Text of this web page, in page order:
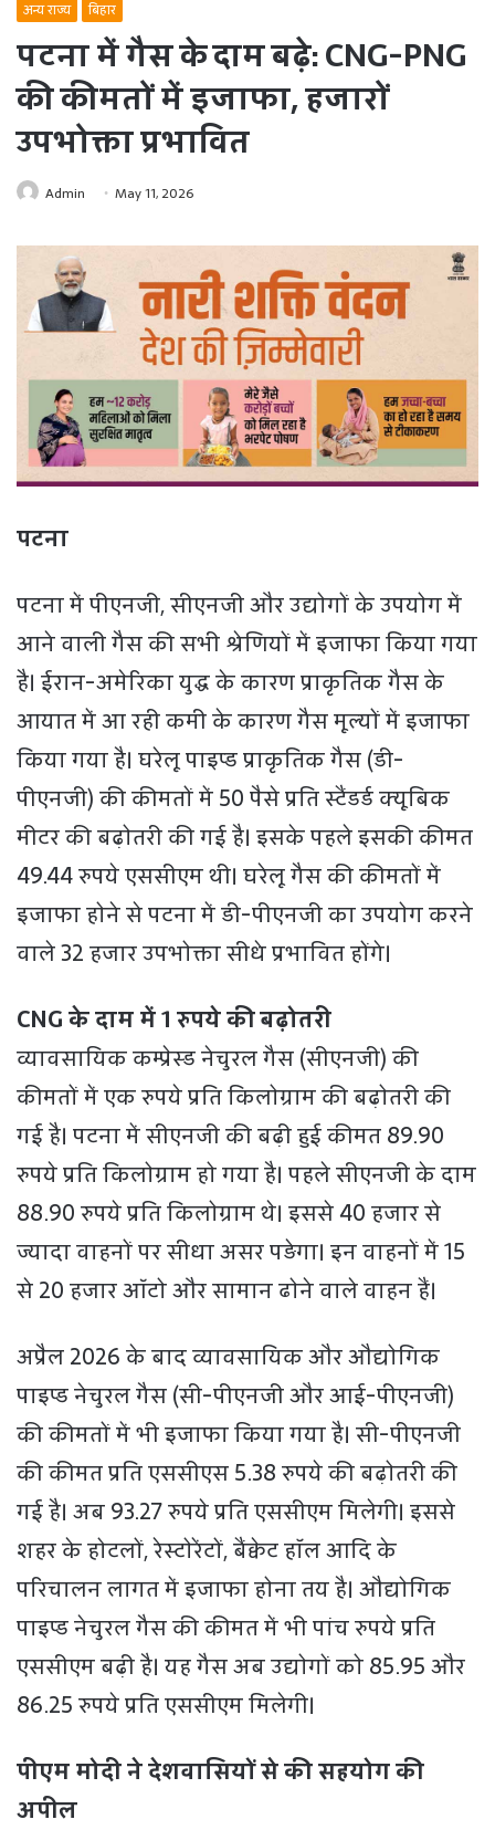
अन्य राज्य बिहार
पटना में गैस के दाम बढ़े: CNG-PNG
की कीमतों में इजाफा, हजारों
उपभोक्ता प्रभावित
Admin May 11, 2026
पटना
पटना में पीएनजी, सीएनजी और उद्योगों के उपयोग में
आने वाली गैस की सभी श्रेणियों में इजाफा किया गया
है। ईरान-अमेरिका युद्ध के कारण प्राकृतिक गैस के
आयात में आ रही कमी के कारण गैस मूल्यों में इजाफा
किया गया है। घरेलू पाइप्ड प्राकृतिक गैस (डी-
पीएनजी) की कीमतों में 50 पैसे प्रति स्टैंडर्ड क्यूबिक
मीटर की बढ़ोतरी की गई है। इसके पहले इसकी कीमत
49.44 रुपये एससीएम थी। घरेलू गैस की कीमतों में
इजाफा होने से पटना में डी-पीएनजी का उपयोग करने
वाले 32 हजार उपभोक्ता सीधे प्रभावित होंगे।
CNG के दाम में 1 रुपये की बढ़ोतरी
व्यावसायिक कम्प्रेस्ड नेचुरल गैस (सीएनजी) की
कीमतों में एक रुपये प्रति किलोग्राम की बढ़ोतरी की
गई है। पटना में सीएनजी की बढ़ी हुई कीमत 89.90
रुपये प्रति किलोग्राम हो गया है। पहले सीएनजी के दाम
88.90 रुपये प्रति किलोग्राम थे। इससे 40 हजार से
ज्यादा वाहनों पर सीधा असर पड़ेगा। इन वाहनों में 15
से 20 हजार ऑटो और सामान ढोने वाले वाहन हैं।
अप्रैल 2026 के बाद व्यावसायिक और औद्योगिक
पाइप्ड नेचुरल गैस (सी-पीएनजी और आई-पीएनजी)
की कीमतों में भी इजाफा किया गया है। सी-पीएनजी
की कीमत प्रति एससीएस 5.38 रुपये की बढ़ोतरी की
गई है। अब 93.27 रुपये प्रति एससीएम मिलेगी। इससे
शहर के होटलों, रेस्टोरेंटों, बैंक्वेट हॉल आदि के
परिचालन लागत में इजाफा होना तय है। औद्योगिक
पाइप्ड नेचुरल गैस की कीमत में भी पांच रुपये प्रति
एससीएम बढ़ी है। यह गैस अब उद्योगों को 85.95 और
86.25 रुपये प्रति एससीएम मिलेगी।
पीएम मोदी ने देशवासियों से की सहयोग की
अपील